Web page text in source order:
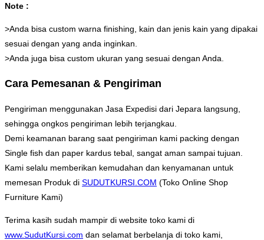
Note :
>Anda bisa custom warna finishing, kain dan jenis kain yang dipakai
sesuai dengan yang anda inginkan.
>Anda juga bisa custom ukuran yang sesuai dengan Anda.
Cara Pemesanan & Pengiriman
Pengiriman menggunakan Jasa Expedisi dari Jepara langsung,
sehingga ongkos pengiriman lebih terjangkau.
Demi keamanan barang saat pengiriman kami packing dengan
Single fish dan paper kardus tebal, sangat aman sampai tujuan.
Kami selalu memberikan kemudahan dan kenyamanan untuk
memesan Produk di SUDUTKURSI.COM (Toko Online Shop
Furniture Kami)
Terima kasih sudah mampir di website toko kami di
www.SudutKursi.com dan selamat berbelanja di toko kami,